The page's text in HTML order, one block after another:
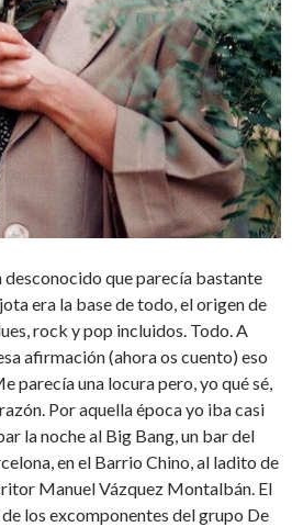
desconocido que parecía bastante
era la base de todo, el origen de
rock y pop incluidos. Todo. A
afirmación (ahora os cuento) eso
parecía una locura pero, yo qué sé,
Por aquella época yo iba casi
la noche al Big Bang, un bar del
en el Barrio Chino, al ladito de
Manuel Vázquez Montalbán. El
los excomponentes del grupo De